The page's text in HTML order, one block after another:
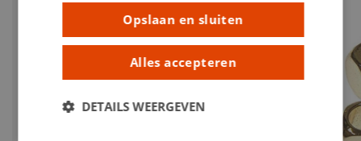
Opslaan en sluiten
Alles accepteren
DETAILS WEERGEVEN